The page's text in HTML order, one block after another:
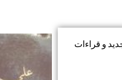
و قراءات